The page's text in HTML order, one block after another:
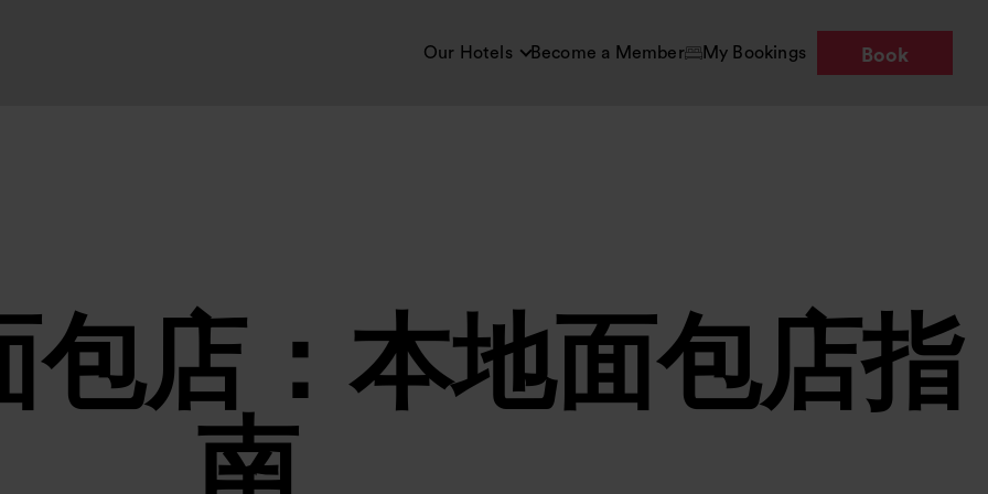
Our Hotels Become a Member My Bookings Book
包店：本地面包店指
南